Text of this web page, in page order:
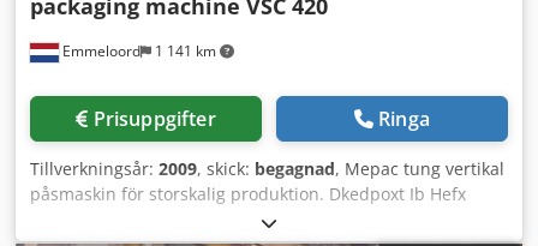
Emmeloord 1 141 km
packaging machine VSC 420
Prisuppgifter Ringa
Tillverkningsår: 2009, skick: begagnad, Mepac tung vertikal
påsmaskin för storskalig produktion. Dkedpoxt Ib Hefx